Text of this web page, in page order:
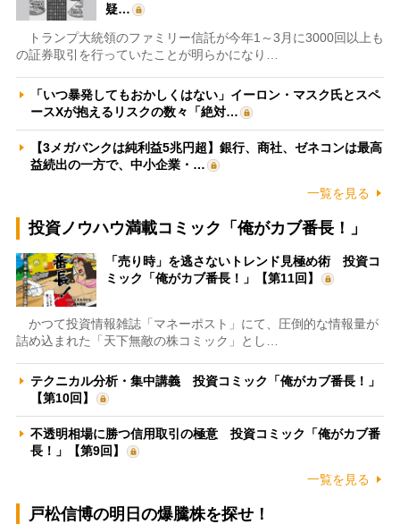
疑…
トランプ大統領のファミリー信託が今年1～3月に3000回以上も
の証券取引を行っていたことが明らかになり…
「いつ暴発してもおかしくはない」イーロン・マスク氏とスペ
ースXが抱えるリスクの数々「絶対…
【3メガバンクは純利益5兆円超】銀行、商社、ゼネコンは最高
益続出の一方で、中小企業・…
一覧を見る
投資ノウハウ満載コミック「俺がカブ番長！」
「売り時」を逃さないトレンド見極め術 投資コ
ミック「俺がカブ番長！」【第11回】
かつて投資情報雑誌「マネーポスト」にて、圧倒的な情報量が
詰め込まれた「天下無敵の株コミック」とし…
テクニカル分析・集中講義 投資コミック「俺がカブ番長！」
【第10回】
不透明相場に勝つ信用取引の極意 投資コミック「俺がカブ番
長！」【第9回】
一覧を見る
戸松信博の明日の爆騰株を探せ！